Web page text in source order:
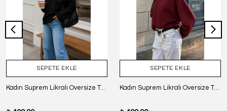
SEPETE EKLE
Kadın Suprem Likralı Oversize T-Shirt - SİYAH
SEPETE EKLE
Kadın Suprem Likralı Oversize T-Shirt - BORDO